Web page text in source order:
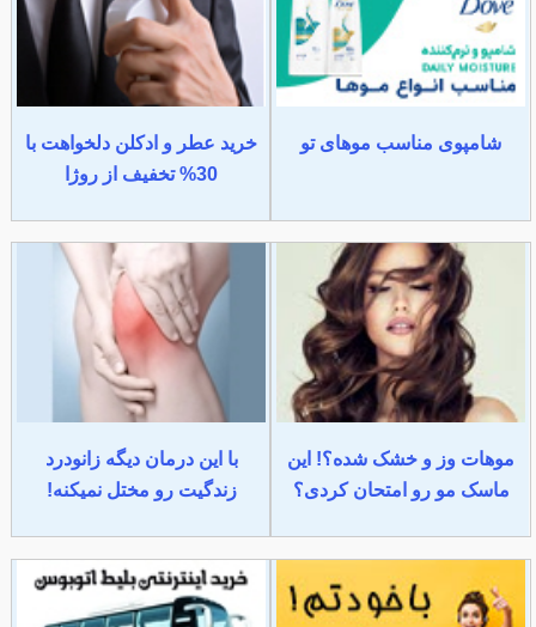
شامپوی مناسب موهای تو
خرید عطر و ادکلن دلخواهت با
30% تخفیف از روژا
موهات وز و خشک شده؟! این
ماسک مو رو امتحان کردی؟
با این درمان دیگه زانودرد
زندگیت رو مختل نمیکنه!